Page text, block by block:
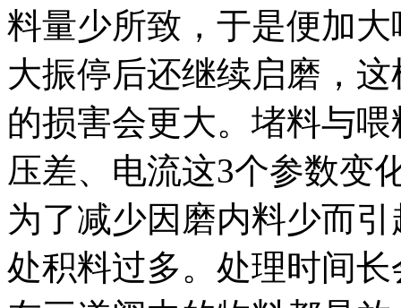
料量少所致，于是便加
大振停后还继续启磨，
的损害会更大。堵料与
压差、电流这3个参数变
为了减少因磨内料少而
处积料过多。处理时间